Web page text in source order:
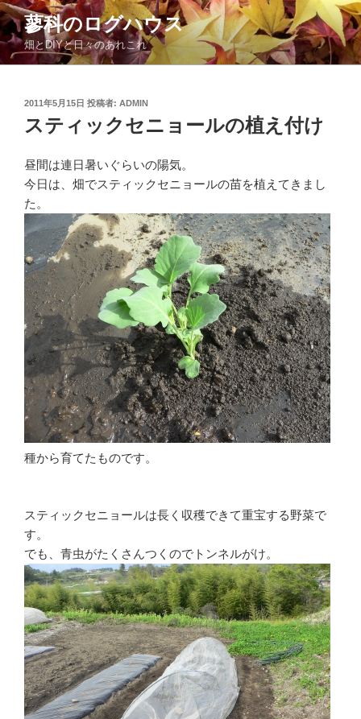
コ
ン
テ
ン
蓼科のログハウス
畑とDIYと日々のあれこれ
投
稿
日:
2011年5月15日 投稿者: ADMIN
スティックセニョールの植え付け
昼間は連日暑いぐらいの陽気。
今日は、畑でスティックセニョールの苗を植えてきまし
た。
種から育てたものです。
スティックセニョールは長く収穫できて重宝する野菜で
す。
でも、青虫がたくさんつくのでトンネルがけ。